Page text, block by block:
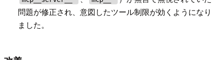
問題が修正され、意図したツール制限が効くようになり
ました。